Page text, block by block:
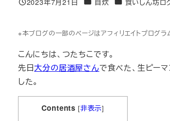
投稿日
※本ブログの一部のページはアフィリエイトプログラ
こんにちは、つたちこです。
先日大分の居酒屋さんで食べた、生ピー
した。
Contents [非表示]